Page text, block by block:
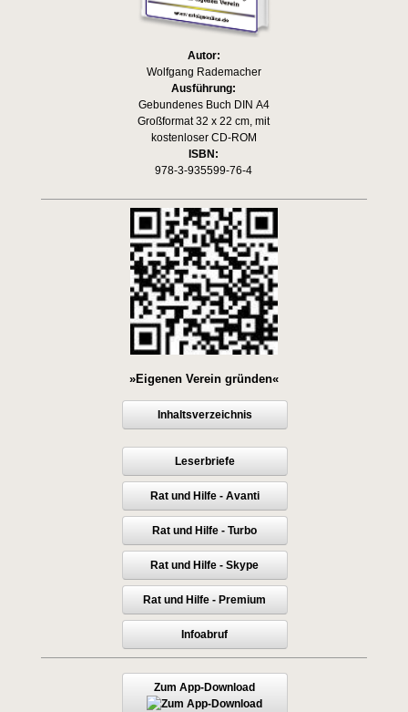
Autor:
Wolfgang Rademacher
Ausführung:
Gebundenes Buch DIN A4
Großformat 32 x 22 cm, mit
kostenloser CD-ROM
ISBN:
978-3-935599-76-4
»Eigenen Verein gründen«
Inhaltsverzeichnis
Leserbriefe
Rat und Hilfe - Avanti
Rat und Hilfe - Turbo
Rat und Hilfe - Skype
Rat und Hilfe - Premium
Infoabruf
Zum App-Download